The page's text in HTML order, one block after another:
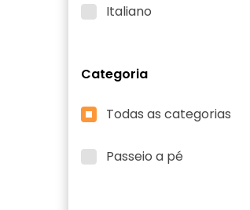
Italiano
Categoria
Todas as categorias
Passeio a pé